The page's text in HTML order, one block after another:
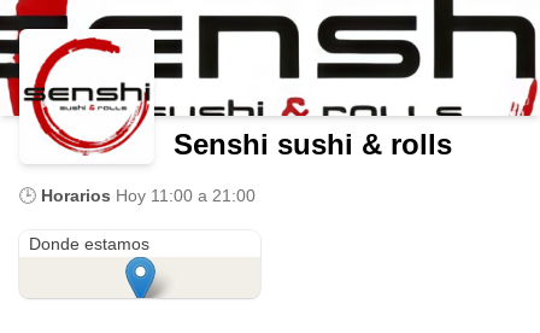
Senshi sushi & rolls
🕒 Horarios Hoy 11:00 a 21:00
Donde estamos